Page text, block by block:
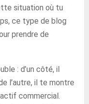
situation où tu
ce type de blog
prendre de
: d’un côté, il
l’autre, il te montre
commercial.